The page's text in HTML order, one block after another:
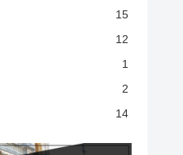
15
12
1
2
14